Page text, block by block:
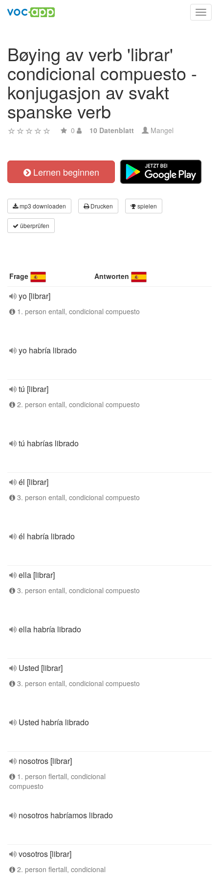
Bøying av verb 'librar'
condicional compuesto -
konjugasjon av svakt
spanske verb
0 10 Datenblatt Mangel
Lernen beginnen
mp3 downloaden Drucken spielen
überprüfen
Frage Antworten
yo [librar]
1. person entall, condicional compuesto
yo habría librado
tú [librar]
2. person entall, condicional compuesto
tú habrías librado
él [librar]
3. person entall, condicional compuesto
él habría librado
ella [librar]
3. person entall, condicional compuesto
ella habría librado
Usted [librar]
3. person entall, condicional compuesto
Usted habría librado
nosotros [librar]
1. person flertall, condicional
compuesto
nosotros habríamos librado
vosotros [librar]
2. person flertall, condicional